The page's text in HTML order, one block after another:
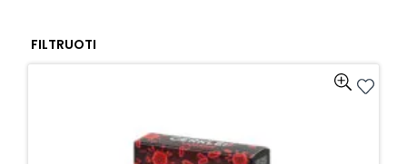
FILTRUOTI